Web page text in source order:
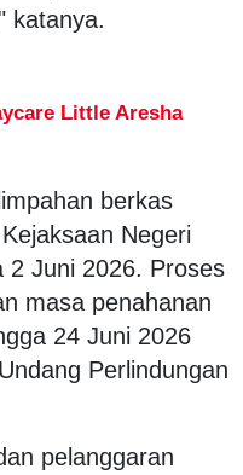
katanya.
Little Aresha
berkas
Negeri
2 Juni 2026. Proses
masa penahanan
24 Juni 2026
Perlindungan
pelanggaran